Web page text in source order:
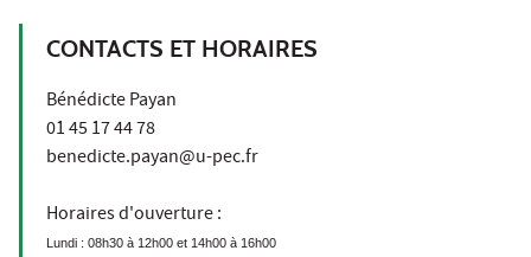
CONTACTS ET HORAIRES
Bénédicte Payan
01 45 17 44 78
benedicte.payan@u-pec.fr
Horaires d'ouverture :
Lundi : 08h30 à 12h00 et 14h00 à 16h00